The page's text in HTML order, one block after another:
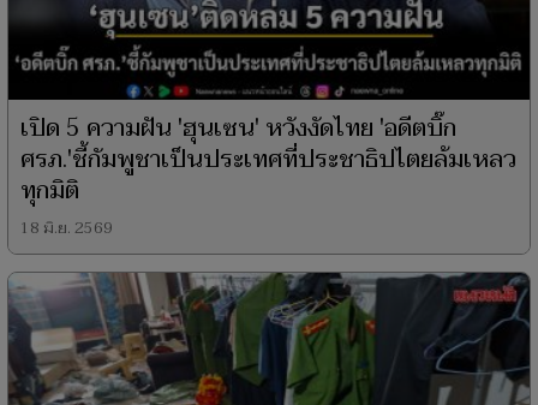
เปิด 5 ความฝัน 'ฮุนเซน' หวังงัดไทย 'อดีตบิ๊ก
ศรภ.'ชี้กัมพูชาเป็นประเทศที่ประชาธิปไตยล้มเหลว
ทุกมิติ
18 มิ.ย. 2569